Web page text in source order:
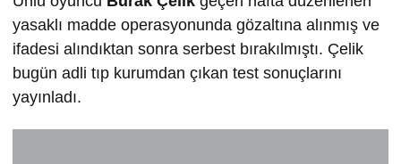
yasaklı madde operasyonunda gözaltına alınmış ve
ifadesi alındıktan sonra serbest bırakılmıştı. Çelik
bugün adli tıp kurumdan çıkan test sonuçlarını
yayınladı.